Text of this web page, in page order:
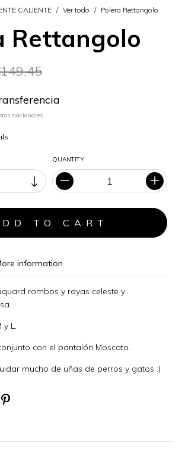
CALIENTE / Ver todo / Polera Rettangolo
Rettangolo
nacionales
QUANTITY
information
rombos y rayas celeste y
y L.
con el pantalón Moscato.
mucho de uñas de perros y gatos :)